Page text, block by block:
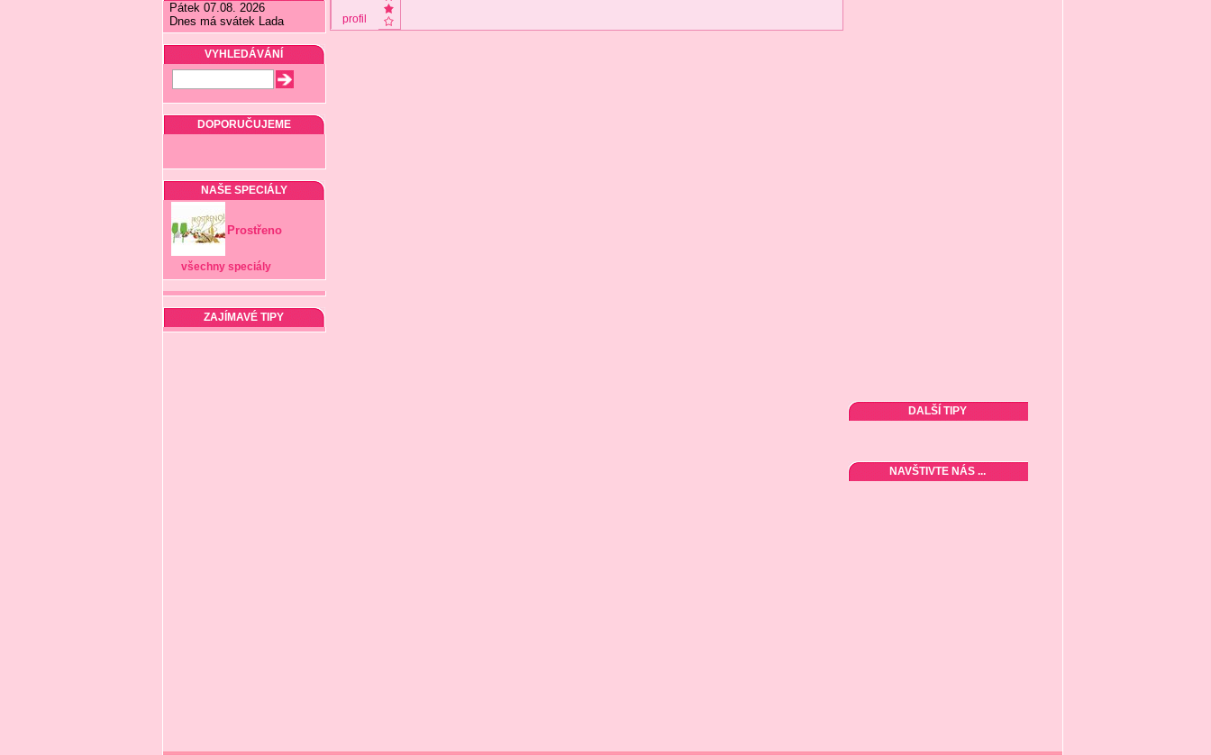
Pátek 07.08. 2026
Dnes má svátek Lada
VYHLEDÁVÁNÍ
DOPORUČUJEME
NAŠE SPECIÁLY
Prostřeno
všechny speciály
ZAJÍMAVÉ TIPY
profil
DALŠÍ TIPY
NAVŠTIVTE NÁS ...